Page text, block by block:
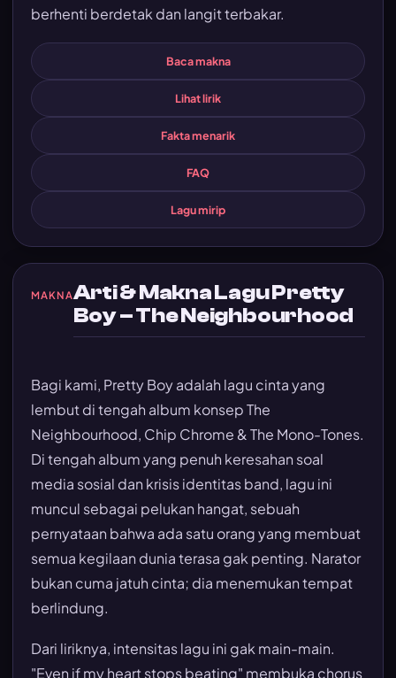
berhenti berdetak dan langit terbakar.
Baca makna
Lihat lirik
Fakta menarik
FAQ
Lagu mirip
MAKNAArti & Makna Lagu Pretty
Boy – The Neighbourhood
Bagi kami, Pretty Boy adalah lagu cinta yang
lembut di tengah album konsep The
Neighbourhood, Chip Chrome & The Mono-Tones.
Di tengah album yang penuh keresahan soal
media sosial dan krisis identitas band, lagu ini
muncul sebagai pelukan hangat, sebuah
pernyataan bahwa ada satu orang yang membuat
semua kegilaan dunia terasa gak penting. Narator
bukan cuma jatuh cinta; dia menemukan tempat
berlindung.
Dari liriknya, intensitas lagu ini gak main-main.
"Even if my heart stops beating" membuka chorus